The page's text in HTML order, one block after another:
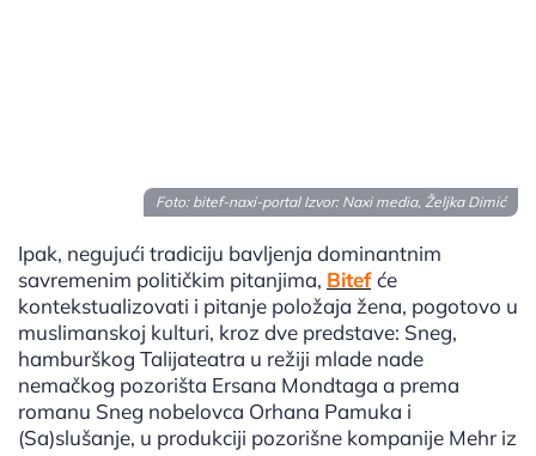
Foto: bitef-naxi-portal Izvor: Naxi media, Željka Dimić
Ipak, negujući tradiciju bavljenja dominantnim
savremenim političkim pitanjima, Bitef će
kontekstualizovati i pitanje položaja žena, pogotovo u
muslimanskoj kulturi, kroz dve predstave: Sneg,
hamburškog Talijateatra u režiji mlade nade
nemačkog pozorišta Ersana Mondtaga a prema
romanu Sneg nobelovca Orhana Pamuka i
(Sa)slušanje, u produkciji pozorišne kompanije Mehr iz